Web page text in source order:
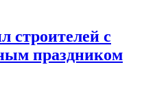
строителей с
праздником